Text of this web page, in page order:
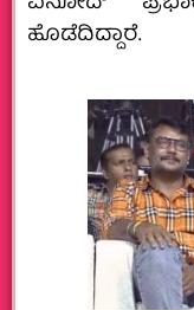
ಹೊಡೆದಿದ್ದಾರೆ.